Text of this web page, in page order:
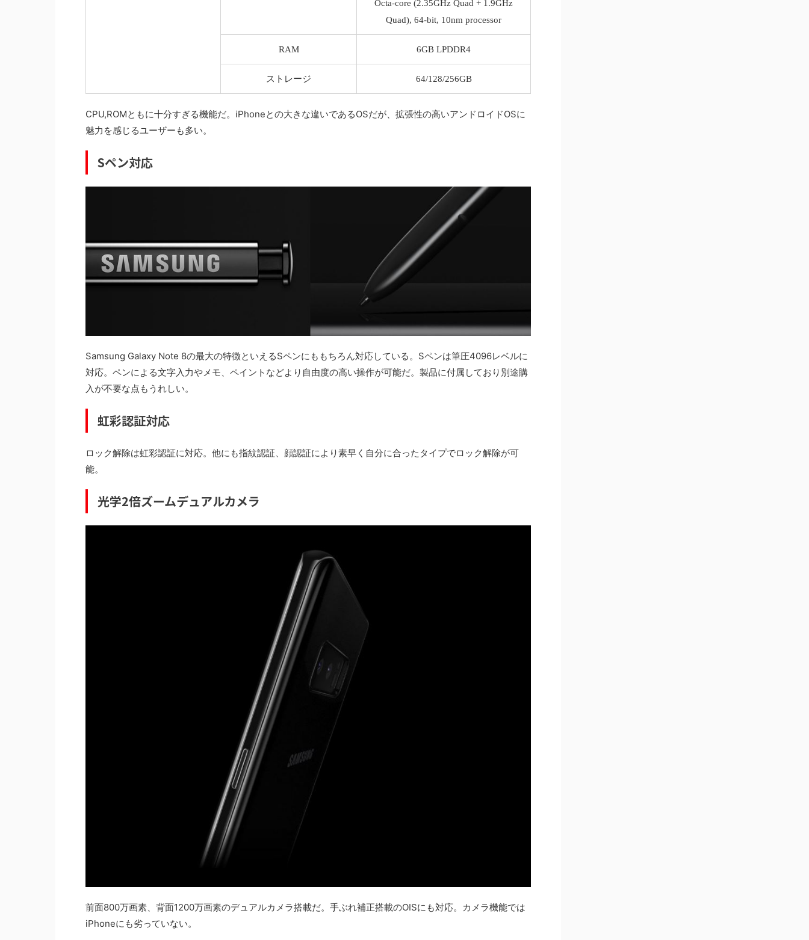
Octa-core (2.35GHz Quad + 1.9GHz
Quad), 64-bit, 10nm processor
RAM 6GB LPDDR4
ストレージ 64/128/256GB
CPU,ROMともに十分すぎる機能だ。iPhoneとの大きな違いであるOSだが、拡張性の高いアンドロイドOSに
魅力を感じるユーザーも多い。
Sペン対応
Samsung Galaxy Note 8の最大の特徴といえるSペンにももちろん対応している。Sペンは筆圧4096レベルに
対応。ペンによる文字入力やメモ、ペイントなどより自由度の高い操作が可能だ。製品に付属しており別途購
入が不要な点もうれしい。
虹彩認証対応
ロック解除は虹彩認証に対応。他にも指紋認証、顔認証により素早く自分に合ったタイプでロック解除が可
能。
光学2倍ズームデュアルカメラ
前面800万画素、背面1200万画素のデュアルカメラ搭載だ。手ぶれ補正搭載のOISにも対応。カメラ機能では
iPhoneにも劣っていない。